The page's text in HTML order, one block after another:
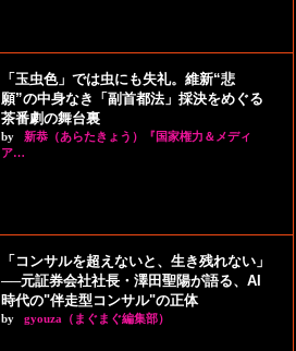
「玉虫色」では虫にも失礼。維新“悲
願”の中身なき「副首都法」採決をめぐる
茶番劇の舞台裏
by
新恭（あらたきょう）『国家権力＆メディ
ア…
「コンサルを超えないと、生き残れない」
──元証券会社社長・澤田聖陽が語る、AI
時代の"伴走型コンサル"の正体
by gyouza（まぐまぐ編集部）